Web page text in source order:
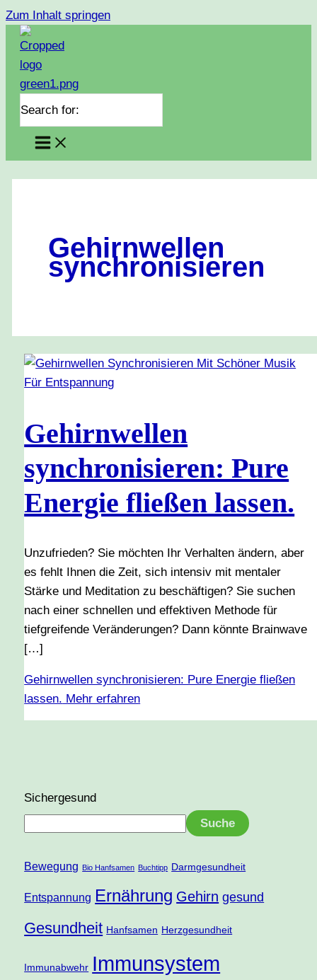
Zum Inhalt springen
Search for:
Gehirnwellen
synchronisieren
Gehirnwellen
synchronisieren: Pure
Energie fließen lassen.
Unzufrieden? Sie möchten Ihr Verhalten ändern, aber
es fehlt Ihnen die Zeit, sich intensiv mit mentaler
Stärke und Meditation zu beschäftigen? Sie suchen
nach einer schnellen und effektiven Methode für
tiefgreifende Veränderungen? Dann könnte Brainwave
[…]
Gehirnwellen synchronisieren: Pure Energie fließen
lassen. Mehr erfahren
Sichergesund
Suche
Bewegung Bio Hanfsamen Buchtipp Darmgesundheit
Entspannung Ernährung Gehirn gesund
Gesundheit Hanfsamen Herzgesundheit
Immunabwehr Immunsystem